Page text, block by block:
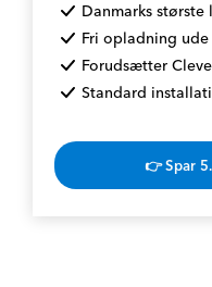
Danmarks
Fri opladning
Forudsætter
Standard
👉 Spar